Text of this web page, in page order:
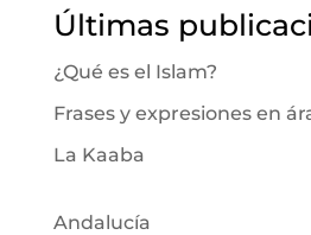
Últimas
¿Qué es el Islam?
Frases y expresiones en
La Kaaba
Andalucía